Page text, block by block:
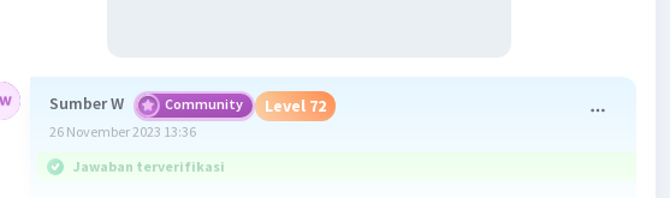
Sumber W Community Level 72
26 November 2023 13:36
Jawaban terverifikasi